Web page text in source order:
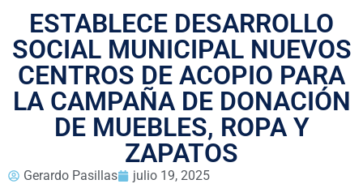
ESTABLECE DESARROLLO
SOCIAL MUNICIPAL NUEVOS
CENTROS DE ACOPIO PARA
LA CAMPAÑA DE DONACIÓN
DE MUEBLES, ROPA Y
ZAPATOS
Gerardo Pasillas julio 19, 2025